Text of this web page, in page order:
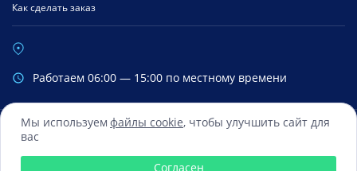
Мы используем файлы cookie, чтобы улучшить сайт для
вас
Согласен
Как сделать заказ
Работаем 06:00 — 15:00 по местному времени
Сбербанк
© 2016 — 2026 Все права зарегистрированы ООО «ФиксМобайл»